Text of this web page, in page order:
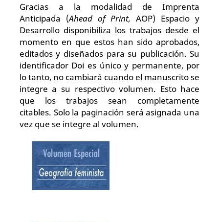
Gracias a la modalidad de Imprenta
Anticipada (Ahead of Print, AOP) Espacio y
Desarrollo disponibiliza los trabajos desde el
momento en que estos han sido aprobados,
editados y diseñados para su publicación. Su
identificador Doi es único y permanente, por
lo tanto, no cambiará cuando el manuscrito se
integre a su respectivo volumen. Esto hace
que los trabajos sean completamente
citables. Solo la paginación será asignada una
vez que se integre al volumen.